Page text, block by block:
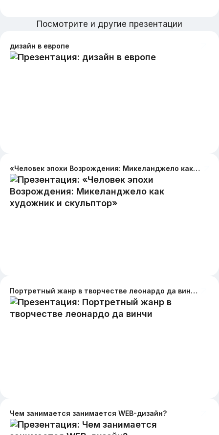
Посмотрите и другие презентации
дизайн в европе
«Человек эпохи Возрождения: Микеланджело как художник и скульптор»
Портретный жанр в творчестве леонардо да винчи
Чем занимается занимается WEB-дизайн?